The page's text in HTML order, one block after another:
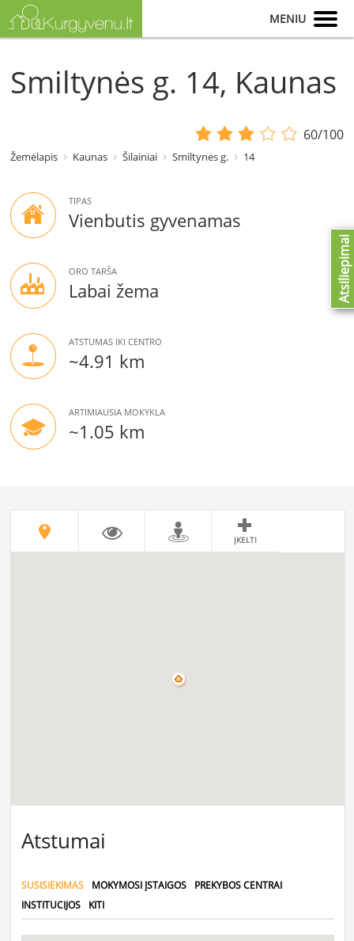
MENIU
Smiltynės g. 14, Kaunas
60/100
Žemėlapis Kaunas Šilainiai Smiltynės g. 14
TIPAS
Vienbutis gyvenamas
ORO TARŠA
Labai žema
ATSTUMAS IKI CENTRO
~4.91 km
ARTIMIAUSIA MOKYKLA
~1.05 km
ĮKELTI
Atstumai
SUSISIEKIMAS MOKYMOSI ĮSTAIGOS
PREKYBOS CENTRAI
INSTITUCIJOS
KITI
Atsiliepimai